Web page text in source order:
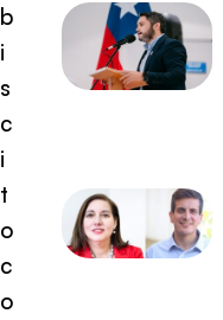
b
i
s
c
i
t
o
c
o